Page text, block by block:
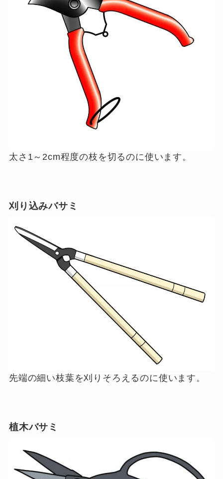
太さ1～2cm程度の枝を切るのに使います。
刈り込みバサミ
先端の細い枝葉を刈りそろえるのに使います。
植木バサミ